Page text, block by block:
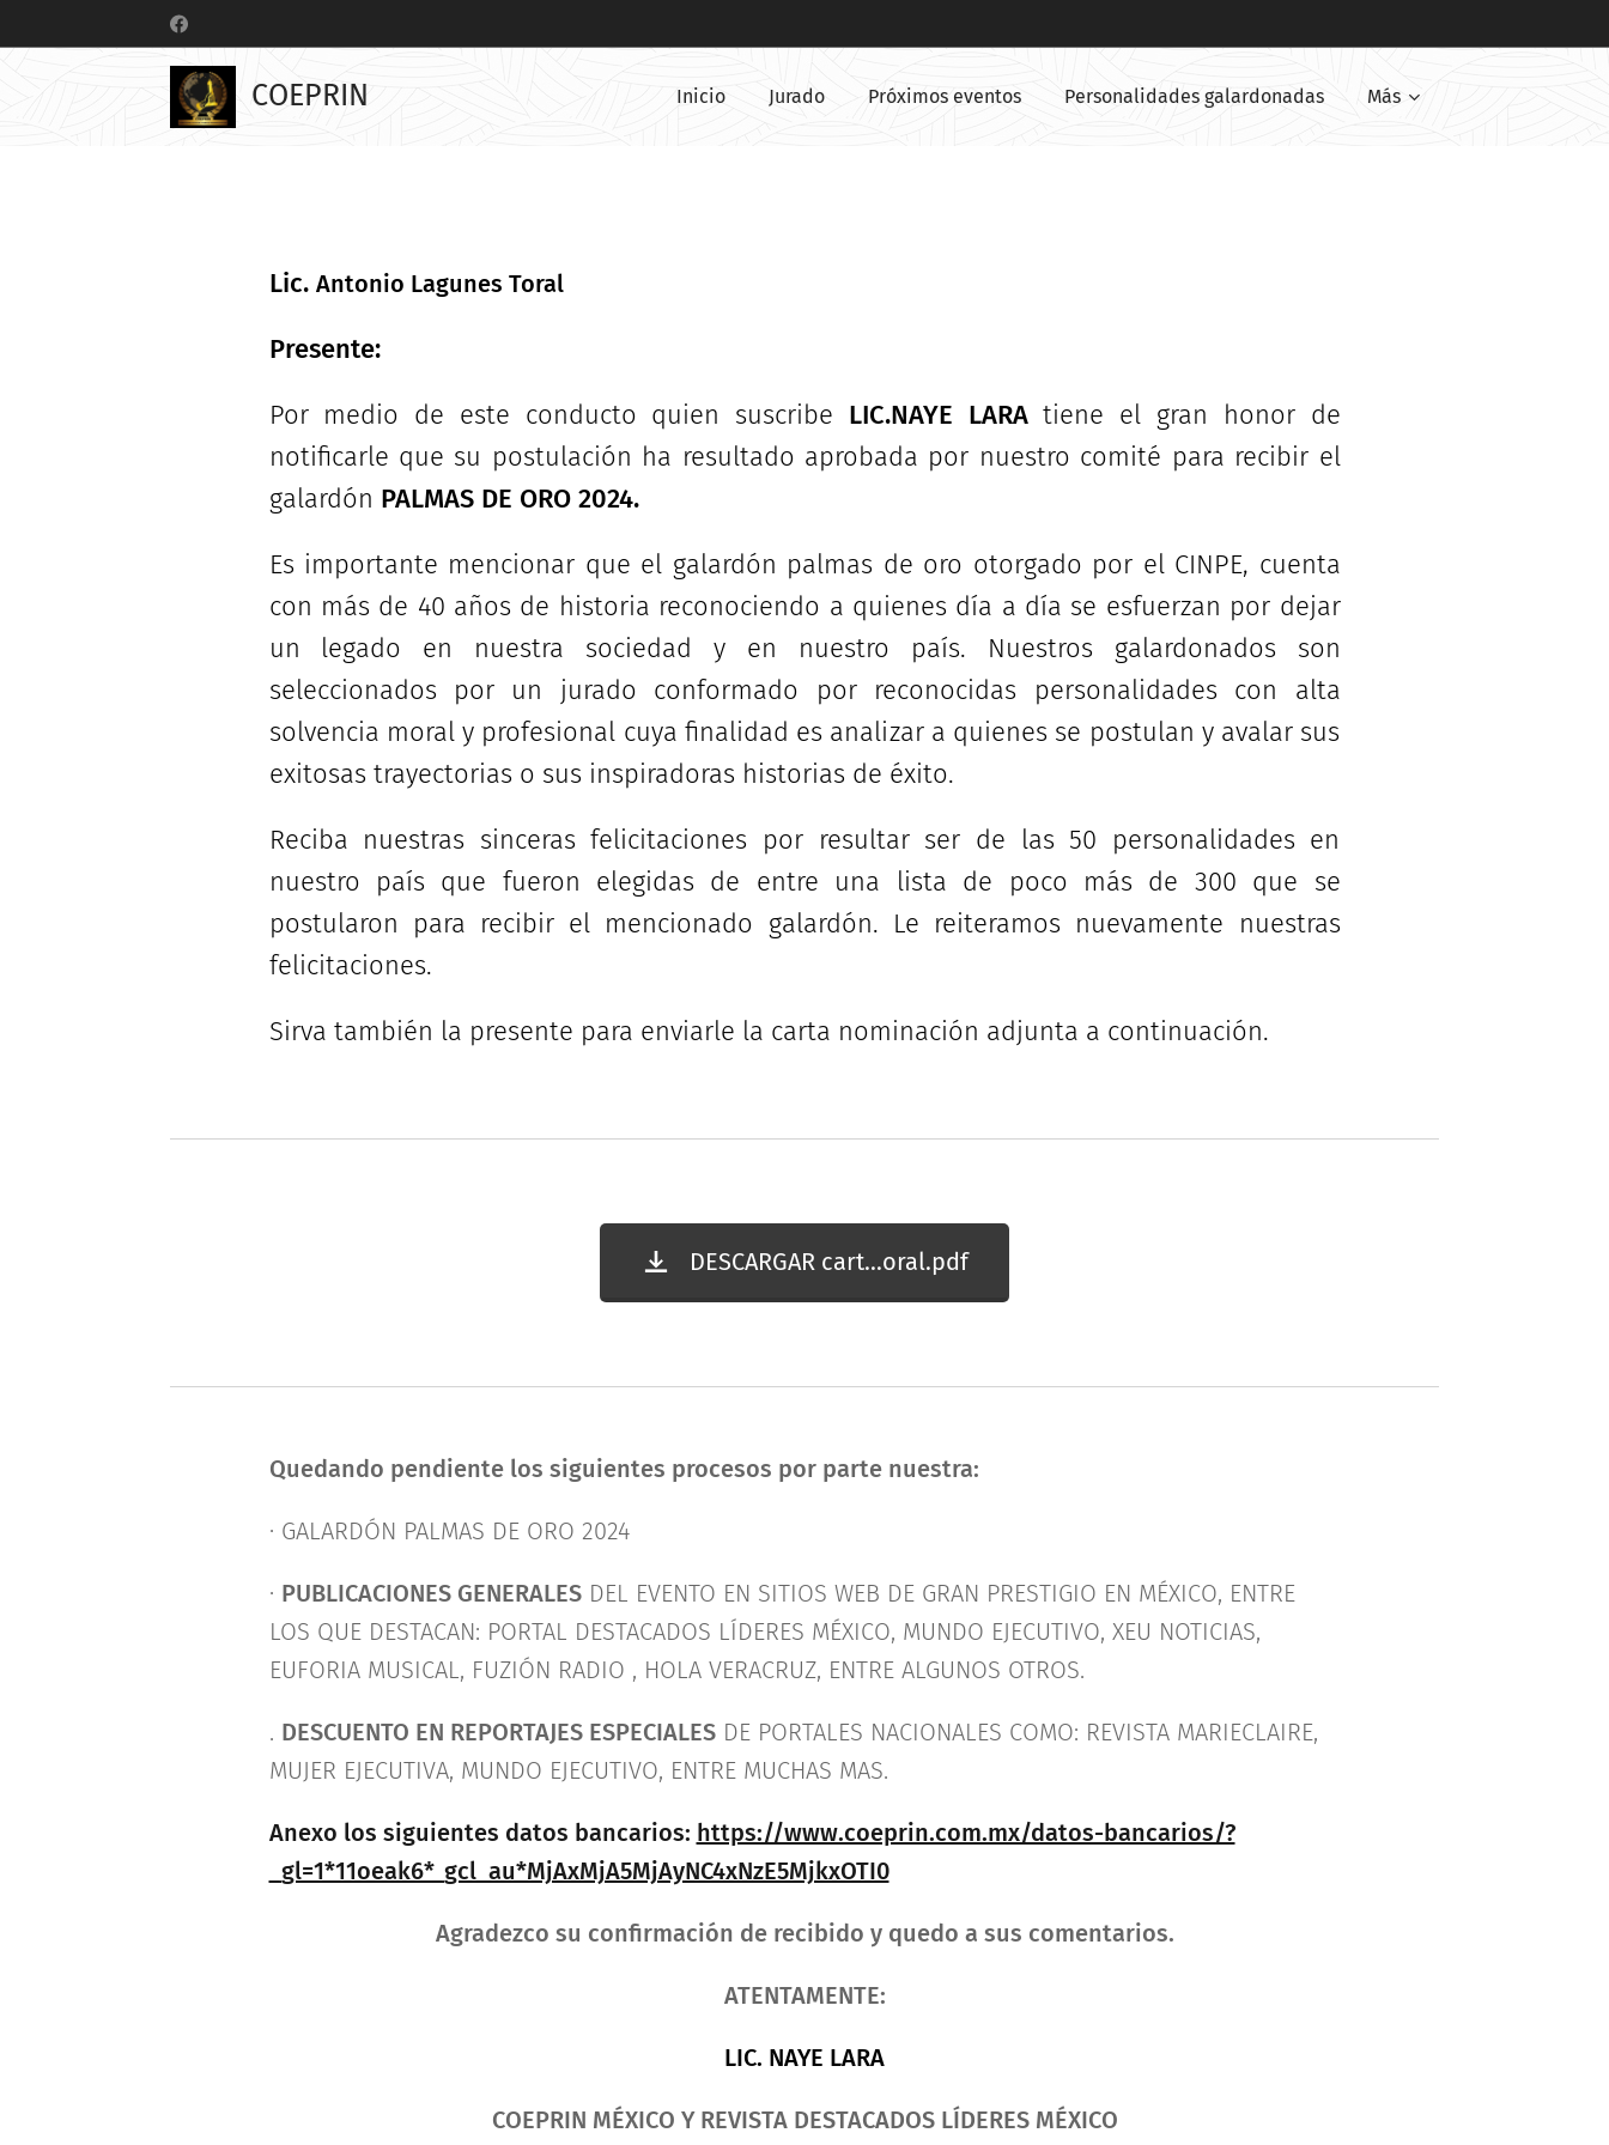
COEPRIN Inicio Jurado Próximos eventos Personalidades galardonadas Más
Lic. Antonio Lagunes Toral
Presente:
Por medio de este conducto quien suscribe LIC.NAYE LARAtiene el gran honor de
notificarle que su postulación ha resultado aprobada por nuestro comité para recibir el
galardón PALMAS DE ORO 2024.
Es importante mencionar que el galardón palmas de oro otorgado por el CINPE, cuenta
con más de 40 años de historia reconociendo a quienes día a día se esfuerzan por dejar
un legado en nuestra sociedad y en nuestro país. Nuestros galardonados son
seleccionados por un jurado conformado por reconocidas personalidades con alta
solvencia moral y profesional cuya finalidad es analizar a quienes se postulan y avalar sus
exitosas trayectorias o sus inspiradoras historias de éxito.
Reciba nuestras sinceras felicitaciones por resultar ser de las 50 personalidades en
nuestro país que fueron elegidas de entre una lista de poco más de 300 que se
postularon para recibir el mencionado galardón. Le reiteramos nuevamente nuestras
felicitaciones.
Sirva también la presente para enviarle la carta nominación adjunta a continuación.
DESCARGAR cart...oral.pdf
Quedando pendiente los siguientes procesos por parte nuestra:
· GALARDÓN PALMAS DE ORO 2024
· PUBLICACIONES GENERALESDEL EVENTO EN SITIOS WEB DE GRAN PRESTIGIO EN MÉXICO, ENTRE
LOS QUE DESTACAN: PORTAL DESTACADOS LÍDERES MÉXICO, MUNDO EJECUTIVO, XEU NOTICIAS,
EUFORIA MUSICAL, FUZIÓN RADIO , HOLA VERACRUZ, ENTRE ALGUNOS OTROS.
. DESCUENTO EN REPORTAJES ESPECIALESDE PORTALES NACIONALES COMO: REVISTA MARIECLAIRE,
MUJER EJECUTIVA, MUNDO EJECUTIVO, ENTRE MUCHAS MAS.
Anexo los siguientes datos bancarios: https://www.coeprin.com.mx/datos-bancarios/?
_gl=1*11oeak6*_gcl_au*MjAxMjA5MjAyNC4xNzE5MjkxOTI0
Agradezco su confirmación de recibido y quedo a sus comentarios.
ATENTAMENTE:
LIC. NAYE LARA
COEPRIN MÉXICO Y REVISTA DESTACADOS LÍDERES MÉXICO